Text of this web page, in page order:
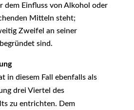
dem Einfluss von Alkohol oder
Mitteln steht;
Zweifel an seiner
sind.
in diesem Fall ebenfalls als
drei Viertel des
zu entrichten. Dem